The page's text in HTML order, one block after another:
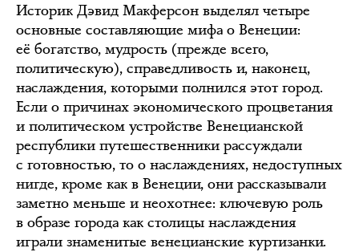
Историк Дэвид Макферсон выделял четыре
основные составляющие мифа о Венеции:
её богатство, мудрость (прежде всего,
политическую), справедливость и, наконец,
наслаждения, которыми полнился этот город.
Если о причинах экономического процветания
и политическом устройстве Венецианской
республики путешественники рассуждали
с готовностью, то о наслаждениях, недоступных
нигде, кроме как в Венеции, они рассказывали
заметно меньше и неохотнее: ключевую роль
в образе города как столицы наслаждения
играли знаменитые венецианские куртизанки.